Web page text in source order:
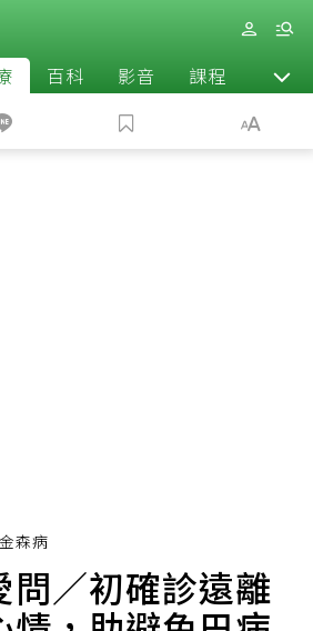
百科 影音 課程 退休
森病
問／初確診遠離